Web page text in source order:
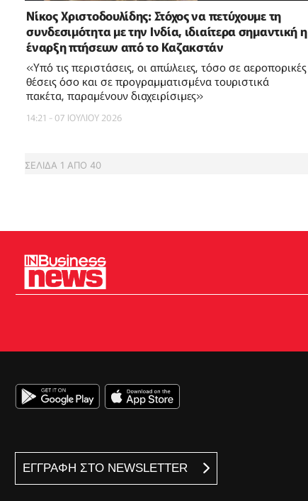
Νίκος Χριστοδουλίδης: Στόχος να πετύχουμε τη
συνδεσιμότητα με την Ινδία, ιδιαίτερα σημαντική η
έναρξη πτήσεων από το Καζακστάν
«Υπό τις περιστάσεις, οι απώλειες, τόσο σε αεροπορικές
θέσεις όσο και σε προγραμματισμένα τουριστικά
πακέτα, παραμένουν διαχειρίσιμες»
14:21 - 07 ΙΟΥΛΙΟΥ 2026
ΣΕΛΙΔΑ 1 ΑΠΟ 40
ΕΓΓΡΑΦΗ ΣΤΟ NEWSLETTER